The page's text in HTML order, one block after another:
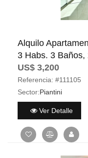
Alquilo
3 Habs. 3
US$ 3,200
Referencia: #111105
Sector:Piantini
Ver Detalle